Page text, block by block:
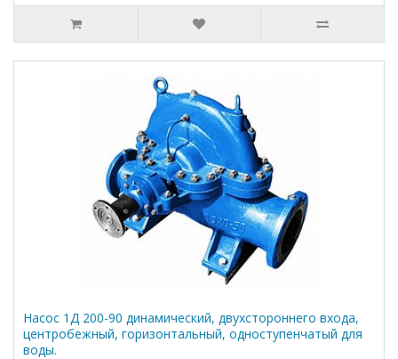
Насос 1Д 200-90 динамический, двухстороннего входа,
центробежный, горизонтальный, одноступенчатый для
воды.